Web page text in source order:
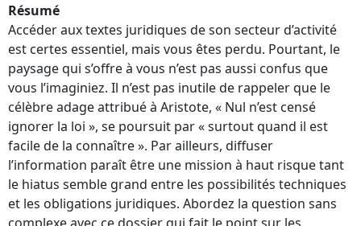
Résumé
Accéder aux textes juridiques de son secteur d’activité
est certes essentiel, mais vous êtes perdu. Pourtant, le
paysage qui s’offre à vous n’est pas aussi confus que
vous l’imaginiez. Il n’est pas inutile de rappeler que le
célèbre adage attribué à Aristote, « Nul n’est censé
ignorer la loi », se poursuit par « surtout quand il est
facile de la connaître ». Par ailleurs, diffuser
l’information paraît être une mission à haut risque tant
le hiatus semble grand entre les possibilités techniques
et les obligations juridiques. Abordez la question sans
complexe avec ce dossier qui fait le point sur les